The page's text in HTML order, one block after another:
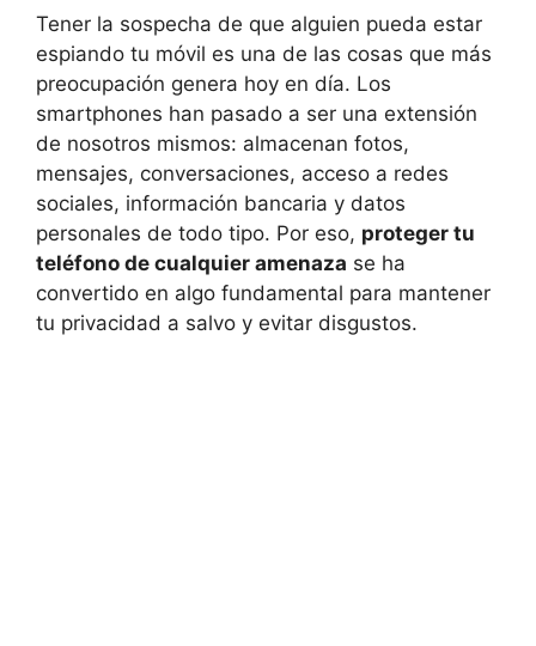
Tener la sospecha de que alguien pueda estar
espiando tu móvil es una de las cosas que más
preocupación genera hoy en día. Los
smartphones han pasado a ser una extensión
de nosotros mismos: almacenan fotos,
mensajes, conversaciones, acceso a redes
sociales, información bancaria y datos
personales de todo tipo. Por eso, proteger tu
teléfono de cualquier amenaza se ha
convertido en algo fundamental para mantener
tu privacidad a salvo y evitar disgustos.